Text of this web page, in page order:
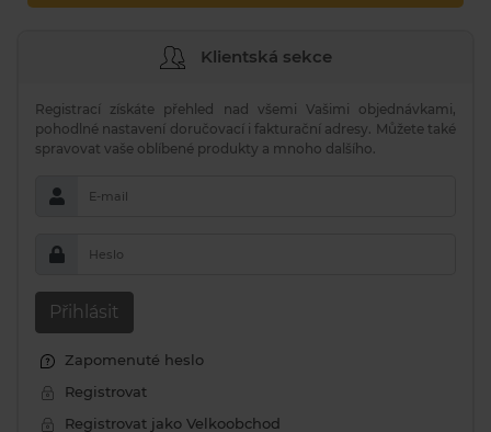
Klientská sekce
Registrací získáte přehled nad všemi Vašimi objednávkami,
pohodlné nastavení doručovací i fakturační adresy. Můžete také
spravovat vaše oblíbené produkty a mnoho dalšího.
E-mail
Heslo
Přihlásit
Zapomenuté heslo
Registrovat
Registrovat jako Velkoobchod